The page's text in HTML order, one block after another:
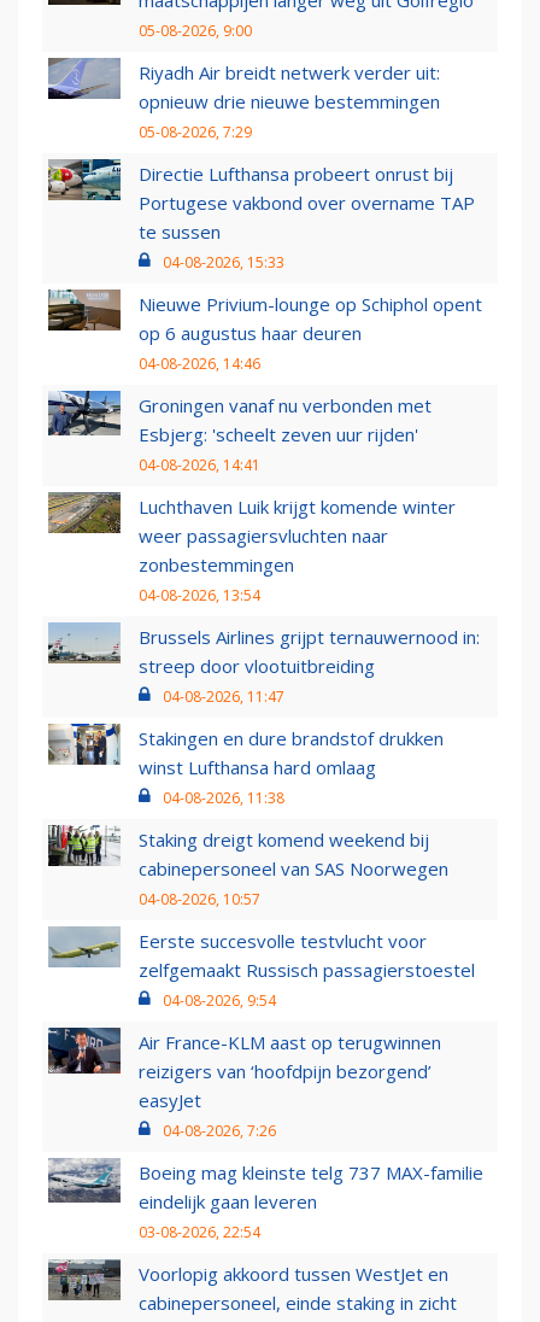
05-08-2026, 9:00
Riyadh Air breidt netwerk verder uit:
opnieuw drie nieuwe bestemmingen
05-08-2026, 7:29
Directie Lufthansa probeert onrust bij
Portugese vakbond over overname TAP
te sussen
04-08-2026, 15:33
Nieuwe Privium-lounge op Schiphol opent
op 6 augustus haar deuren
04-08-2026, 14:46
Groningen vanaf nu verbonden met
Esbjerg: 'scheelt zeven uur rijden'
04-08-2026, 14:41
Luchthaven Luik krijgt komende winter
weer passagiersvluchten naar
zonbestemmingen
04-08-2026, 13:54
Brussels Airlines grijpt ternauwernood in:
streep door vlootuitbreiding
04-08-2026, 11:47
Stakingen en dure brandstof drukken
winst Lufthansa hard omlaag
04-08-2026, 11:38
Staking dreigt komend weekend bij
cabinepersoneel van SAS Noorwegen
04-08-2026, 10:57
Eerste succesvolle testvlucht voor
zelfgemaakt Russisch passagierstoestel
04-08-2026, 9:54
Air France-KLM aast op terugwinnen
reizigers van ‘hoofdpijn bezorgend’
easyJet
04-08-2026, 7:26
Boeing mag kleinste telg 737 MAX-familie
eindelijk gaan leveren
03-08-2026, 22:54
Voorlopig akkoord tussen WestJet en
cabinepersoneel, einde staking in zicht